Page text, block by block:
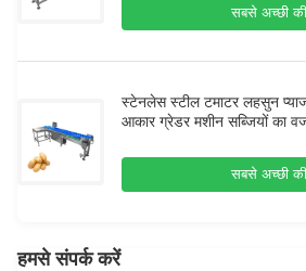
सबसे अच्छी
स्टेनलेस स्टील टमाटर लहसुन
आकार ग्रेडर मशीन सब्जियों का
सबसे अच्छी
हमसे संपर्क करें